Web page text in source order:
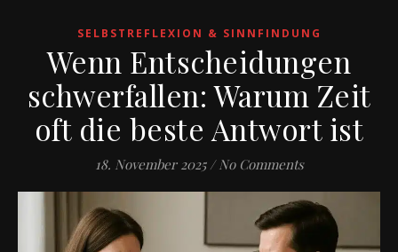
SELBSTREFLEXION & SINNFINDUNG
Wenn Entscheidungen
schwerfallen: Warum Zeit
oft die beste Antwort ist
18. November 2025 / No Comments